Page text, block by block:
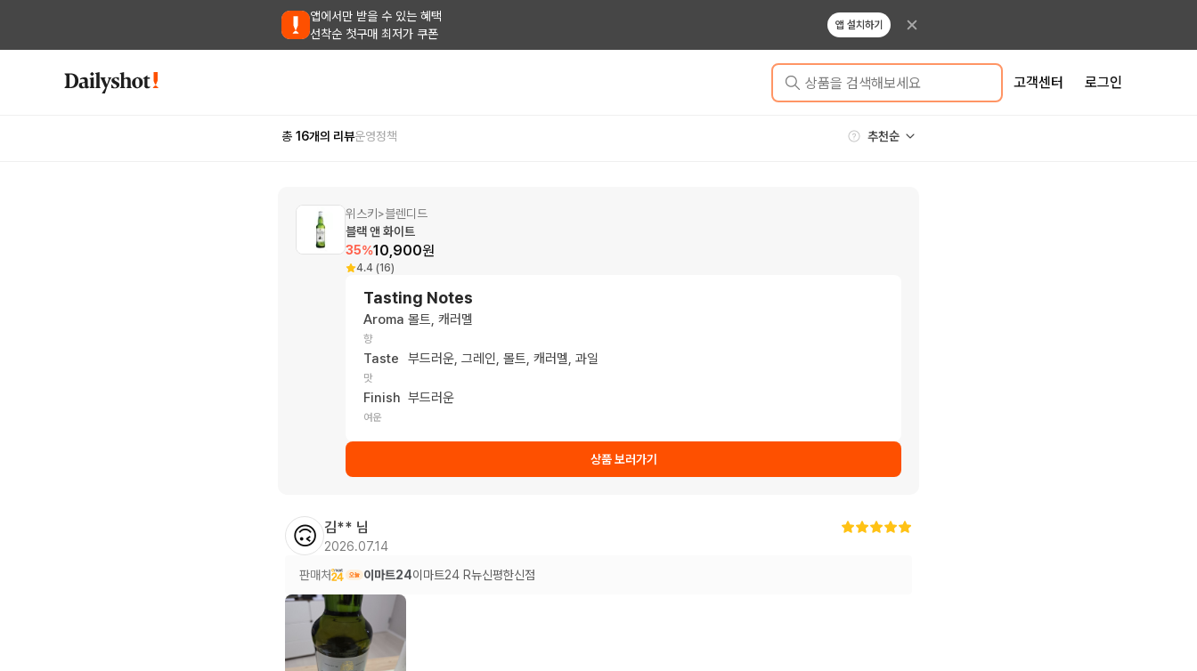
앱에서만 받을 수 있는 혜택
선착순 첫구매 최저가 쿠폰
앱 설치하기
상품을 검색해보세요 고객센터 로그인
총 16개의 리뷰운영정책
위스키 >블렌디드
블랙 앤 화이트
35%10,900원
4.4 (16)
Tasting Notes
Aroma
향
몰트, 캐러멜
Taste
맛
부드러운, 그레인, 몰트, 캐러멜, 과일
Finish
여운
부드러운
상품 보러가기
🙃 김** 님
2026.07.14
판매처 이마트24이마트24 R뉴신평한신점